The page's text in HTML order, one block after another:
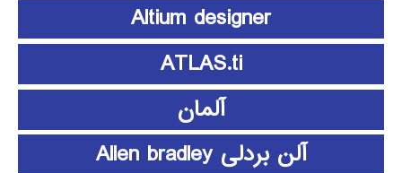
Altium designer
ATLAS.ti
آلمان
آلن بردلی Allen bradley